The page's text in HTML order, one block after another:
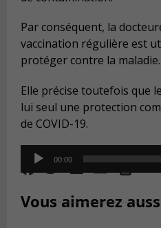
Par conséquent, la
vaccination régulière est
protéger contre la maladie.
Elle précise toutefois que
lui seul une protection
de COVID-19.
Audio
Player
00:00
Vous aimerez